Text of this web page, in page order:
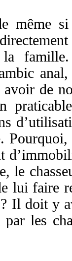
mêmesi
directement
famille
anal,
avoir de
praticable
d’
.
d’
, le
lui faire
? Il doity
par les